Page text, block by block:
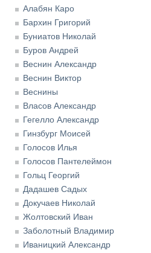
Алабян Каро
Бархин Григорий
Буниатов Николай
Буров Андрей
Веснин Александр
Веснин Виктор
Веснины
Власов Александр
Гегелло Александр
Гинзбург Моисей
Голосов Илья
Голосов Пантелеймон
Гольц Георгий
Дадашев Садых
Докучаев Николай
Жолтовский Иван
Заболотный Владимир
Иваницкий Александр